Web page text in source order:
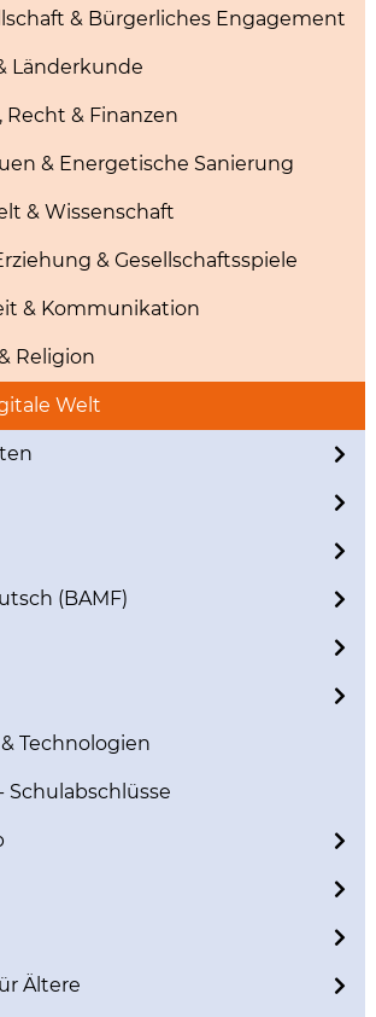
& Bürgerliches Engagement
Länderkunde
Recht & Finanzen
& Energetische Sanierung
& Wissenschaft
& Gesellschaftsspiele
& Kommunikation
Religion
Welt
(BAMF)
Technologien
Ältere